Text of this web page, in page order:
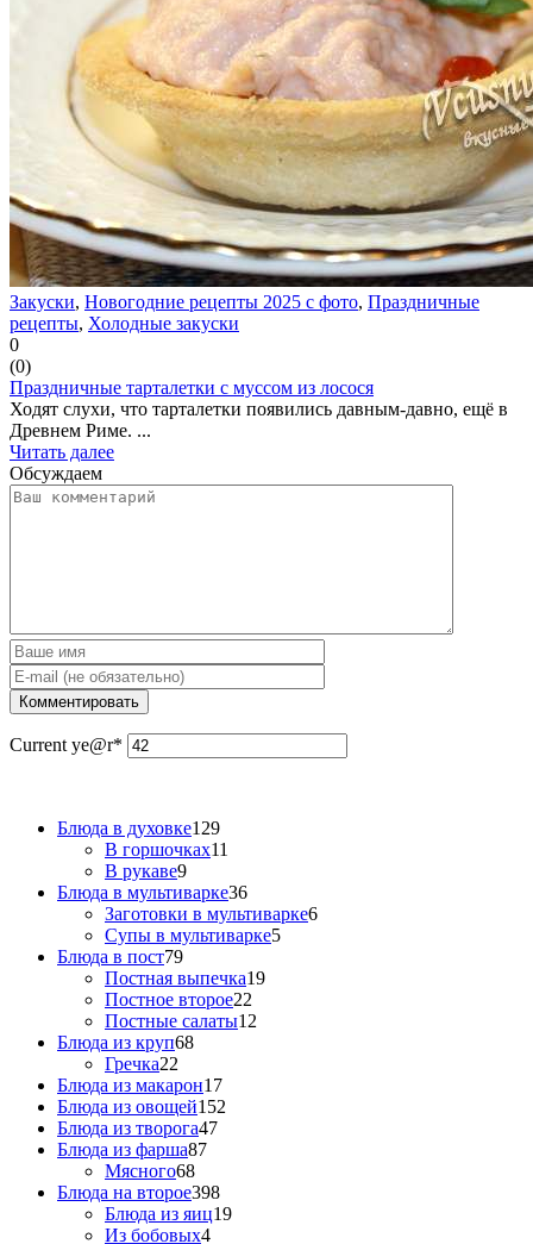
Закуски, Новогодние рецепты 2025 с фото, Праздничные
рецепты, Холодные закуски
0
(0)
Праздничные тарталетки с муссом из лосося
Ходят слухи, что тарталетки появились давным-давно, ещё в
Древнем Риме. ...
Читать далее
Обсуждаем
Current ye@r*
Блюда в духовке129
В горшочках11
В рукаве9
Блюда в мультиварке36
Заготовки в мультиварке6
Супы в мультиварке5
Блюда в пост79
Постная выпечка19
Постное второе22
Постные салаты12
Блюда из круп68
Гречка22
Блюда из макарон17
Блюда из овощей152
Блюда из творога47
Блюда из фарша87
Мясного68
Блюда на второе398
Блюда из яиц19
Из бобовых4